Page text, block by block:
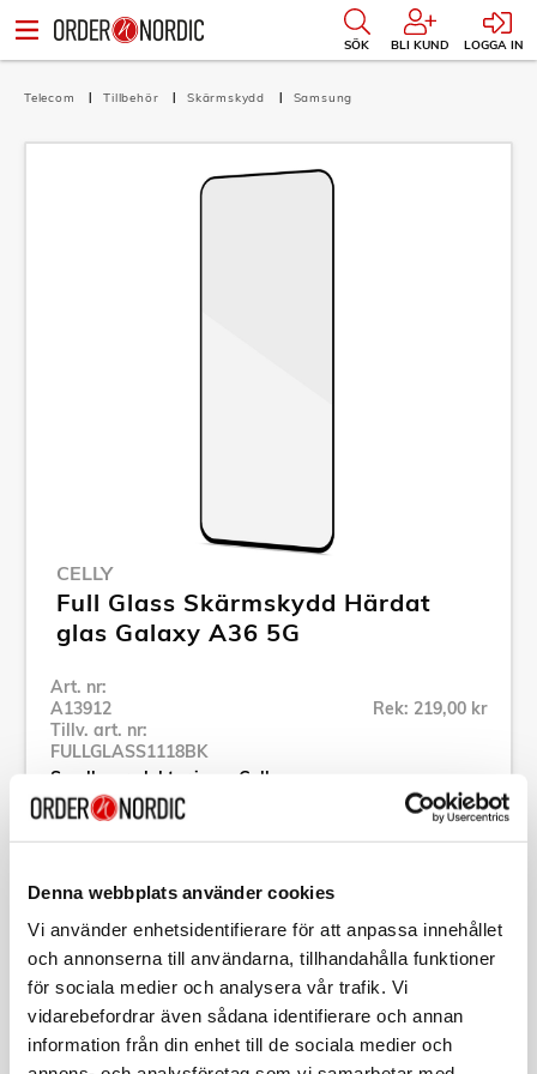
Denna webbplats använder cookies
Vi använder enhetsidentifierare för att anpassa innehållet
och annonserna till användarna, tillhandahålla funktioner
för sociala medier och analysera vår trafik. Vi
vidarebefordrar även sådana identifierare och annan
information från din enhet till de sociala medier och
SÖK BLI KUND LOGGA IN
Telecom Tillbehör Skärmskydd Samsung
CELLY
Full Glass Skärmskydd Härdat
glas Galaxy A36 5G
Art. nr:
A13912
Tillv. art. nr:
FULLGLASS1118BK
Rek: 219,00 kr
Se alla produkter inom Celly
Specifikation
Beskrivning
Art. nr:A13912
Tillv. art. nr:
FULLGLASS1118BK